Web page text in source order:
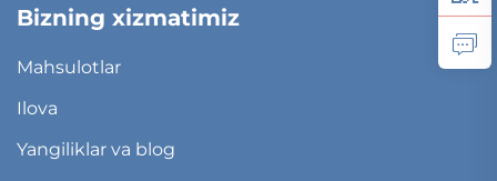
Bizning xizmatimiz
Mahsulotlar
Ilova
Yangiliklar va blog